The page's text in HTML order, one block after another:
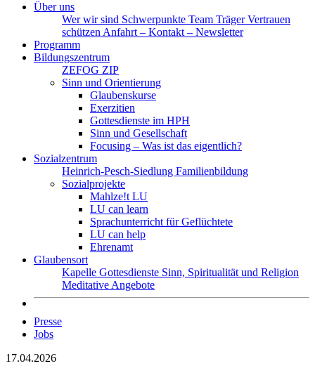
Über uns
Wer wir sind Schwerpunkte Team TrägerVertrauen
schützen Anfahrt – Kontakt – Newsletter
Programm
Bildungszentrum
ZEFOG ZIP
Sinn und Orientierung
Glaubenskurse
Exerzitien
Gottesdienste im HPH
Sinn und Gesellschaft
Focusing – Was ist das eigentlich?
Sozialzentrum
Heinrich-Pesch-Siedlung Familienbildung
Sozialprojekte
Mahlze!t LU
LU can learn
Sprachunterricht für Geflüchtete
LU can help
Ehrenamt
Glaubensort
Kapelle Gottesdienste Sinn, Spiritualität und Religion
Meditative Angebote
Presse
Jobs
17.04.2026